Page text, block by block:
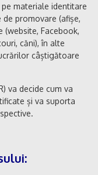
materiale identitare
promovare (afișe,
(website, Facebook,
căni), în alte
câștigătoare
va decide cum va
și va suporta